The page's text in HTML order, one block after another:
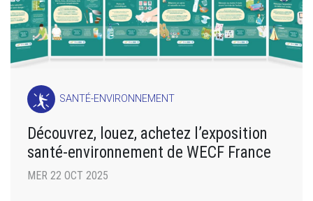
SANTÉ-ENVIRONNEMENT
Découvrez, louez, achetez l’exposition
santé-environnement de WECF France
MER 22 OCT 2025